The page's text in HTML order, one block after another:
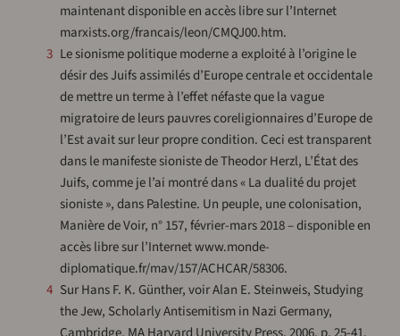
maintenant disponible en accès libre sur l’Internet
marxists.org/francais/leon/CMQJ00.htm.
3 Le sionisme politique moderne a exploité à l’origine le
désir des Juifs assimilés d’Europe centrale et occidentale
de mettre un terme à l’effet néfaste que la vague
migratoire de leurs pauvres coreligionnaires d’Europe de
l’Est avait sur leur propre condition. Ceci est transparent
dans le manifeste sioniste de Theodor Herzl, L’État des
Juifs, comme je l’ai montré dans « La dualité du projet
sioniste », dans Palestine. Un peuple, une colonisation,
Manière de Voir, n° 157, février-mars 2018 – disponible en
accès libre sur l’Internet www.monde-
diplomatique.fr/mav/157/ACHCAR/58306.
4 Sur Hans F. K. Günther, voir Alan E. Steinweis, Studying
the Jew, Scholarly Antisemitism in Nazi Germany,